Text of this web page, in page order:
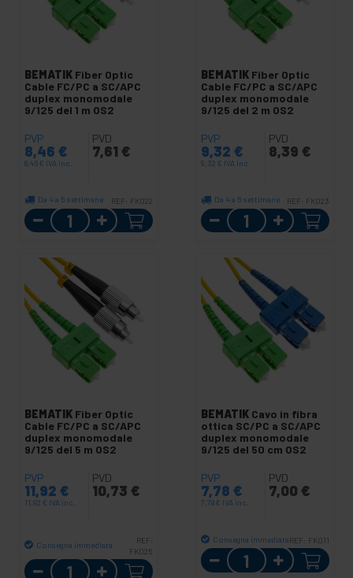
BEMATIK Fiber Optic
Cable FC/PC a SC/APC
duplex monomodale
9/125 del 1 m OS2
PVP
8,46 €
8,46 € IVA inc.
PVD
7,61 €
Da 4 a 5 settimane REF: FK022
Quantità
BEMATIK Fiber Optic
Cable FC/PC a SC/APC
duplex monomodale
9/125 del 2 m OS2
PVP
9,32 €
9,32 € IVA inc.
PVD
8,39 €
Da 4 a 5 settimane REF: FK023
Quantità
BEMATIK Fiber Optic
Cable FC/PC a SC/APC
duplex monomodale
9/125 del 5 m OS2
PVP
11,92 €
11,92 € IVA inc.
PVD
10,73 €
Consegna immediata
REF:
FK025
Quantità
BEMATIK Cavo in fibra
ottica SC/PC a SC/APC
duplex monomodale
9/125 del 50 cm OS2
PVP
7,78 €
7,78 € IVA inc.
PVD
7,00 €
Consegna immediataREF: FK011
Quantità